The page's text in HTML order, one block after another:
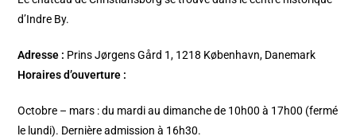
d’Indre By.
Adresse : Prins Jørgens Gård 1, 1218 København, Danemark
Horaires d’ouverture :
Octobre – mars : du mardi au dimanche de 10h00 à 17h00 (fermé
le lundi). Dernière admission à 16h30.